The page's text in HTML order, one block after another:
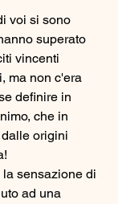
voi si sono
superato
vincenti
ma non c'era
definire in
che in
origini
sensazione di
ad una